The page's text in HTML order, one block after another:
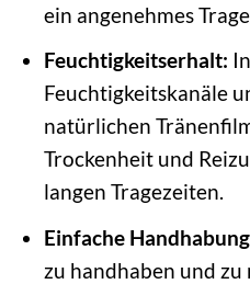
ein angenehmes
Feuchtigkeitserhalt:
Feuchtigkeitskanäle
natürlichen
Trockenheit und
langen Tragezeiten.
Einfache
zu handhaben und zu